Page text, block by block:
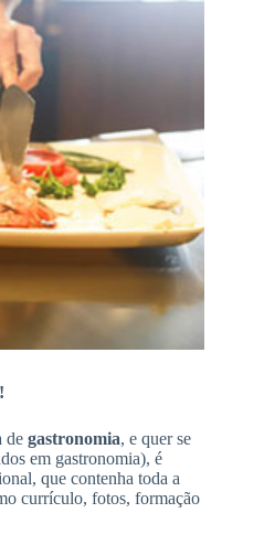
de gastronomia, e quer se
em gastronomia), é
que contenha toda a
currículo, fotos, formação